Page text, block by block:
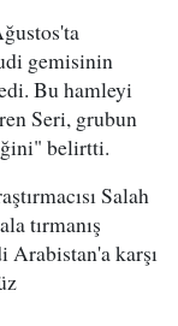
gemisinin
Bu hamleyi
Seri, grubun
belirtti.
Salah
tırmanış
karşı